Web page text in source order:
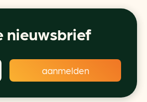
nieuwsbrief